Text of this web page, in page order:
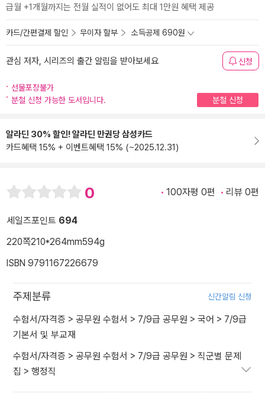
급월 +1개월까지는 전월 실적이 없어도 최대 1만원 혜택 제공
카드/간편결제 할인 무이자 할부 소득공제 690원
관심 저자, 시리즈의 출간 알림을 받아보세요 신청
선물포장불가
분철 신청 가능한 도서입니다.
분철 신청
알라딘 30% 할인! 알라딘 만권당 삼성카드
카드혜택 15% + 이벤트혜택 15% (~2025.12.31)
0 100자평 0편 리뷰 0편
세일즈포인트 694
220쪽210*264mm594g
ISBN 9791167226679
주제분류 신간알림 신청
수험서/자격증 > 공무원 수험서 > 7/9급 공무원 > 국어 > 7/9급
기본서 및 부교재
수험서/자격증 > 공무원 수험서 > 7/9급 공무원 > 직군별 문제
집 > 행정직